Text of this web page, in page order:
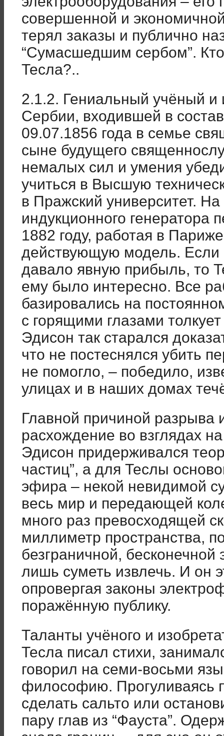
совершенной и
терял заказы и публично
“Сумасшедшим сербом”.
Тесла?..
2.1.2. Гениальный учёный и
Сербии, входившей в
09.07.1856 года в семье
сыне будущего
немалых сил и умения
учиться в Высшую
в Пражский университет.
индукционного генератора
1882 году, работая в
действующую модель. Если
давало явную прибыль, то
ему было интересно. Все
базировались на
с горящими глазами
Эдисон так старался
что не постеснялся убить
не помогло, – победило,
улицах и в наших домах
Главной причиной разрыва
расхождение во взглядах
Эдисон придерживался
частиц”, а для Теслы
эфира – некой невидимой
весь мир и передающей
много раз превосходящей
миллиметр пространства,
безграничной, бесконечной
лишь суметь извлечь. И он
опровергая законы
поражённую публику.
Таланты учёного и
Тесла писал стихи,
говорил на семи-восьми
философию. Прогуливаясь
сделать сальто или
пару глав из “Фауста”.